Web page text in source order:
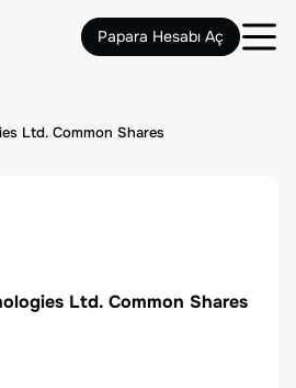
Papara Hesabı Aç
Ltd. Common Shares
Ltd. Common Shares